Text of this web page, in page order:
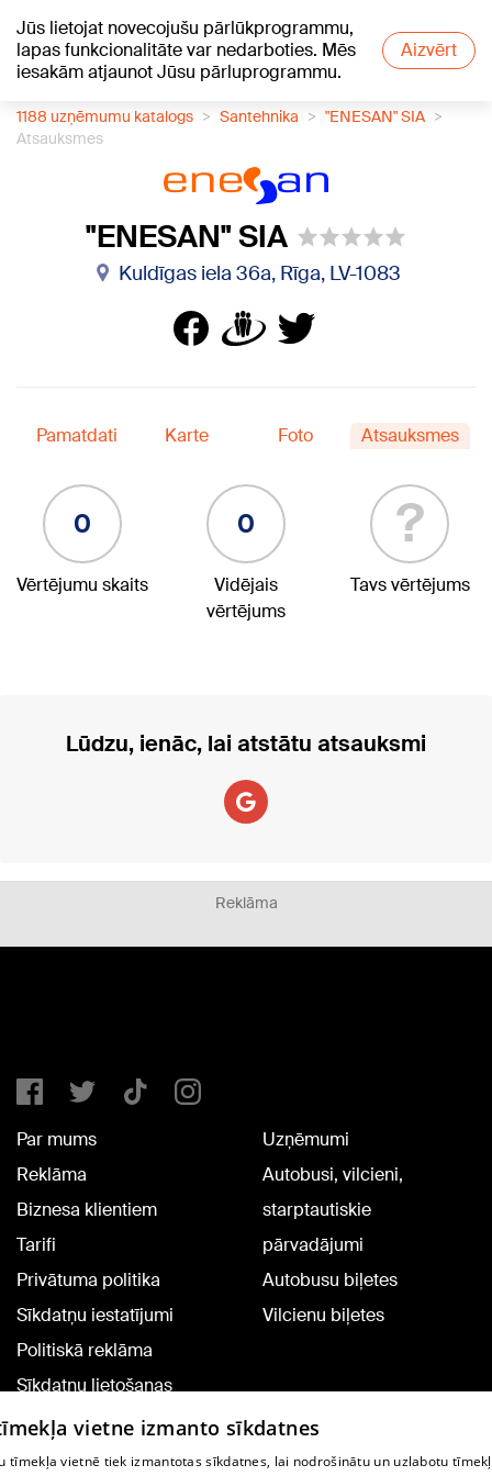
Jūs lietojat novecojušu pārlūkprogrammu,
lapas funkcionalitāte var nedarboties. Mēs
iesakām atjaunot Jūsu pārluprogrammu.
Aizvērt
+16°C
1188 uzņēmumu katalogs Santehnika
"ENESAN" SIA
Atsauksmes
"ENESAN" SIA
Kuldīgas iela 36a, Rīga, LV-1083
Pamatdati Karte Foto Atsauksmes
0
Vērtējumu skaits
0
Vidējais
vērtējums
?
Tavs vērtējums
Lūdzu, ienāc, lai atstātu atsauksmi
Reklāma
Par mums
Reklāma
Biznesa klientiem
Tarifi
Privātuma politika
Sīkdatņu iestatījumi
Politiskā reklāma
Sīkdatņu lietošanas
noteikumi
Komentāru pievienošana
Uzņēmumi
Autobusi, vilcieni,
starptautiskie
pārvadājumi
Autobusu biļetes
Vilcienu biļetes
vietne izmanto sīkdatnes
tīmekļa vietnē tiek izmantotas sīkdatnes, lai nodrošinātu un uzlabotu